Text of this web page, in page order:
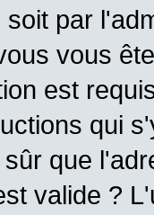
par
vous
est
qui
que
valide ?